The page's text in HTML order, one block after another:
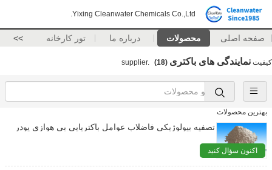
Yixing Cleanwater Chemicals Co.,Ltd.
صفحه اصلی محصولات درباره ما تور کارخانه >>
کیفیت نمایندگی های باکتری (18)
بهترین محصولات
تصفیه بیولوژیکی فاضلاب عوامل باکتریایی بی هوازی پودر
اکنون سؤال کنید